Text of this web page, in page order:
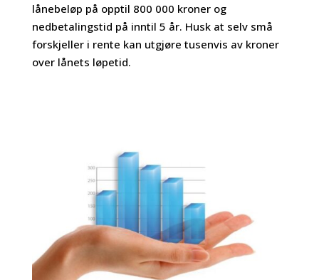
lånebeløp på opptil 800 000 kroner og
nedbetalingstid på inntil 5 år. Husk at selv små
forskjeller i rente kan utgjøre tusenvis av kroner
over lånets løpetid.